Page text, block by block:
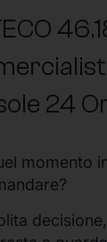
24
momento